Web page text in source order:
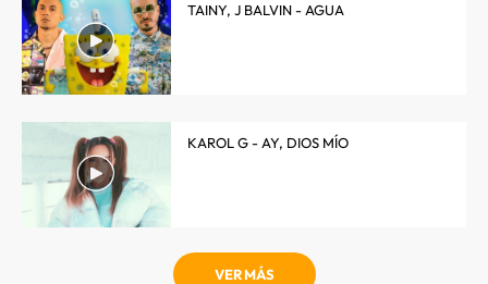
TAINY, J BALVIN - AGUA
KAROL G - AY, DIOS MÍO
VER MÁS